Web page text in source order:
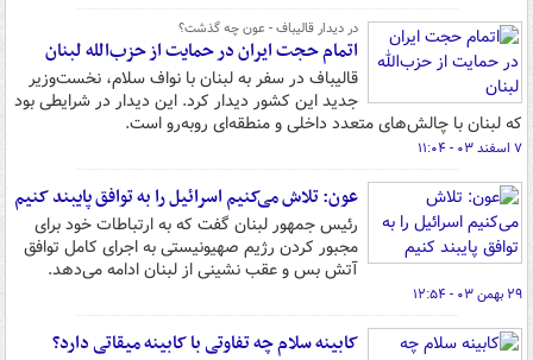
در دیدار قالیباف - عون چه گذشت؟
اتمام حجت ایران در حمایت از حزب‌الله لبنان
قالیباف در سفر به لبنان با نواف سلام، نخست‌وزیر
جدید این کشور دیدار کرد. این دیدار در شرایطی بود
که لبنان با چالش‌های متعدد داخلی و منطقه‌ای روبه‌رو است.
۷ اسفند ۰۳ - ۱۱:۰۴
عون: تلاش می‌کنیم اسرائیل را به توافق پایبند کنیم
رئیس جمهور لبنان گفت که به ارتباطات خود برای
مجبور کردن رژیم صهیونیستی به اجرای کامل توافق
آتش بس و عقب نشینی از لبنان ادامه می‌دهد.
۲۹ بهمن ۰۳ - ۱۲:۵۴
کابینه سلام چه تفاوتی با کابینه میقاتی دارد؟